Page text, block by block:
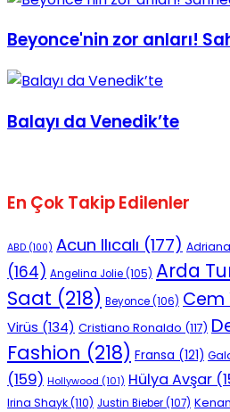
Beyonce'nin zor anları!
Balayı da Venedik’te
En Çok Takip Edilenler
ABD (100) Acun Ilıcalı (177)
(164) Angelina Jolie(105) Arda
Saat (218) Beyonce(106) Cem
Virüs (134) Cristiano Ronaldo (117)
Fashion (218) Fransa (121)
(159) Hollywood (101) Hülya Avşar
Irina Shayk(110) Justin Bieber(107)